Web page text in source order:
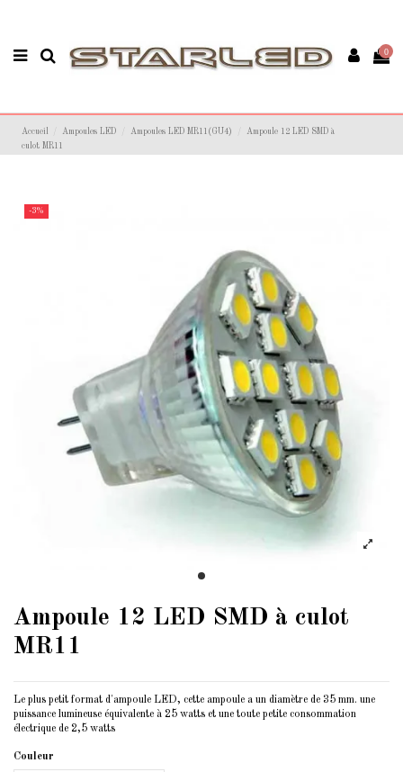
0
Accueil Ampoules LED Ampoules LED MR11(GU4)
Ampoule 12 LED SMD à
culot MR11
-3%
Ampoule 12 LED SMD à culot
MR11
Le plus petit format d'ampoule LED, cette ampoule a un diamètre de 35 mm. une
puissance lumineuse équivalente à 25 watts et une toute petite consommation
électrique de 2,5 watts
Couleur